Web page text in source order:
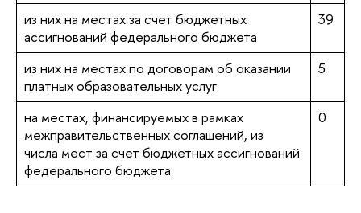
из них на местах за счет бюджетных
ассигнований федерального бюджета
39
из них на местах по договорам об оказании
платных образовательных услуг
5
на местах, финансируемых в рамках
межправительственных соглашений, из
числа мест за счет бюджетных ассигнований
федерального бюджета
0